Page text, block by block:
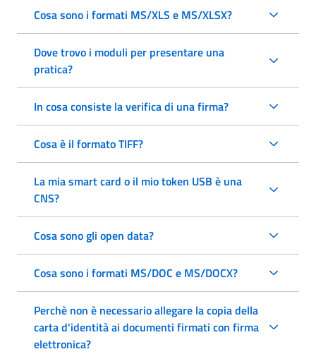
Cosa sono i formati MS/XLS e MS/XLSX?
Dove trovo i moduli per presentare una
pratica?
In cosa consiste la verifica di una firma?
Cosa è il formato TIFF?
La mia smart card o il mio token USB è una
CNS?
Cosa sono gli open data?
Cosa sono i formati MS/DOC e MS/DOCX?
Perchè non è necessario allegare la copia della
carta d'identità ai documenti firmati con firma
elettronica?